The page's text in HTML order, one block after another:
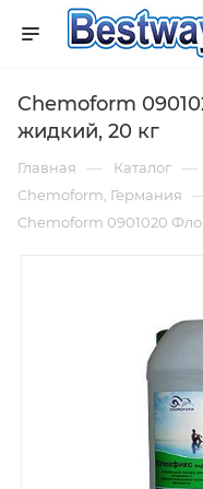
Chemoform
жидкий, 20 кг
Главная — Каталог —
Chemoform, Германия
Chemoform 0901020